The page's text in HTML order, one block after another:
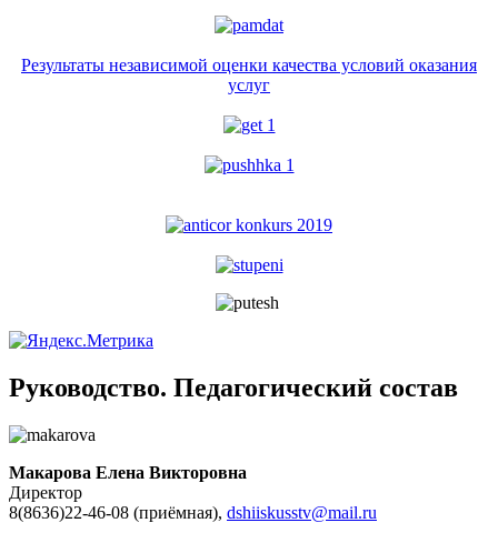
Результаты независимой оценки качества условий оказания
услуг
Руководство. Педагогический состав
Макарова Елена Викторовна
Директор
8(8636)22-46-08 (приёмная), dshiiskusstv@mail.ru